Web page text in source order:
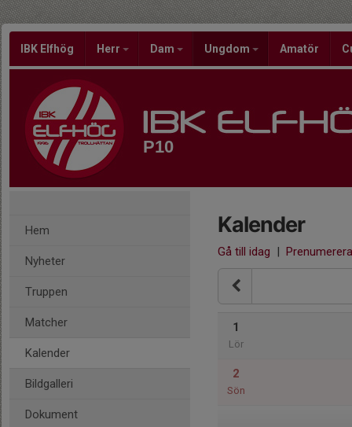
IBK Elfhög Herr Dam Ungdom Amatör
P10
Hem
Nyheter
Truppen
Matcher
Kalender
Bildgalleri
Dokument
Kalender
Gå till idag | Prenumerera
1
Lör
2
Sön